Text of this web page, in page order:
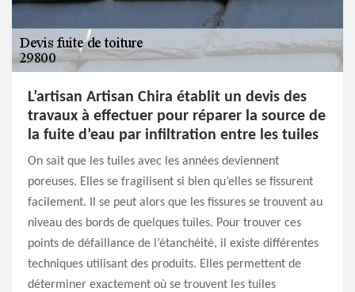
L’artisan Artisan Chira établit un devis des
travaux à effectuer pour réparer la source de
la fuite d’eau par infiltration entre les tuiles
On sait que les tuiles avec les années deviennent
poreuses. Elles se fragilisent si bien qu’elles se fissurent
facilement. Il se peut alors que les fissures se trouvent au
niveau des bords de quelques tuiles. Pour trouver ces
points de défaillance de l’étanchéité, il existe différentes
techniques utilisant des produits. Elles permettent de
déterminer exactement où se trouvent les tuiles